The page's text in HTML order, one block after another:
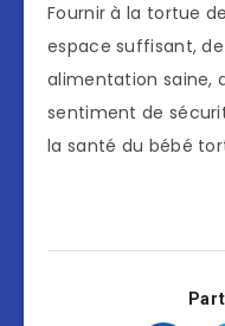
Fournir à la tortue
espace suffisant, de
alimentation saine,
sentiment de
la santé du bébé